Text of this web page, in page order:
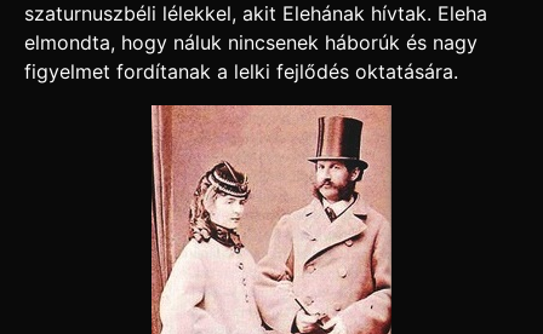
szaturnuszbéli lélekkel, akit Elehának hívtak. Eleha
elmondta, hogy náluk nincsenek háborúk és nagy
figyelmet fordítanak a lelki fejlődés oktatására.